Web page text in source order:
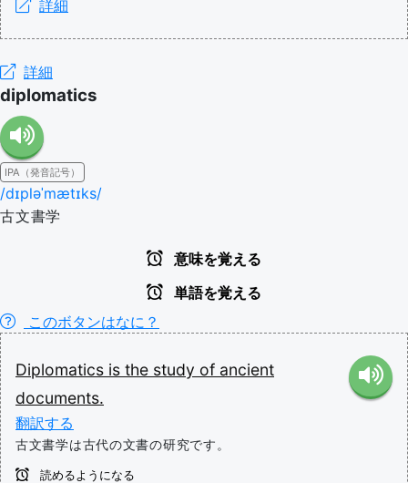
詳細
詳細
diplomatics
IPA（発音記号）
/dɪpləˈmætɪks/
古文書学
意味を覚える
単語を覚える
このボタンはなに？
Diplomatics is the study of ancient
documents.
翻訳する
古文書学は古代の文書の研究です。
読めるようになる